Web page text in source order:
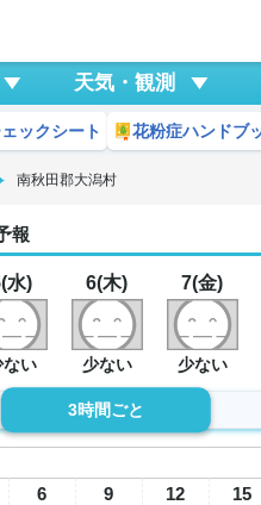
天気・観測
ックシート 花粉症ハンドブ
南秋田郡大潟村
報
水)
ない
6(木)
少ない
7(金)
少ない
3時間ごと
6 9 12 15